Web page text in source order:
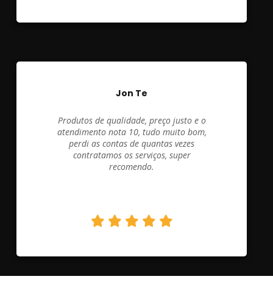
Jon Te
Produtos de qualidade, preço justo e o
atendimento nota 10, tudo muito bom,
perdi as contas de quantas vezes
contratamos os serviços, super
recomendo.